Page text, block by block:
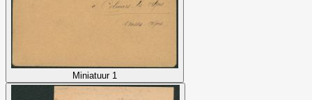
Miniatuur 1